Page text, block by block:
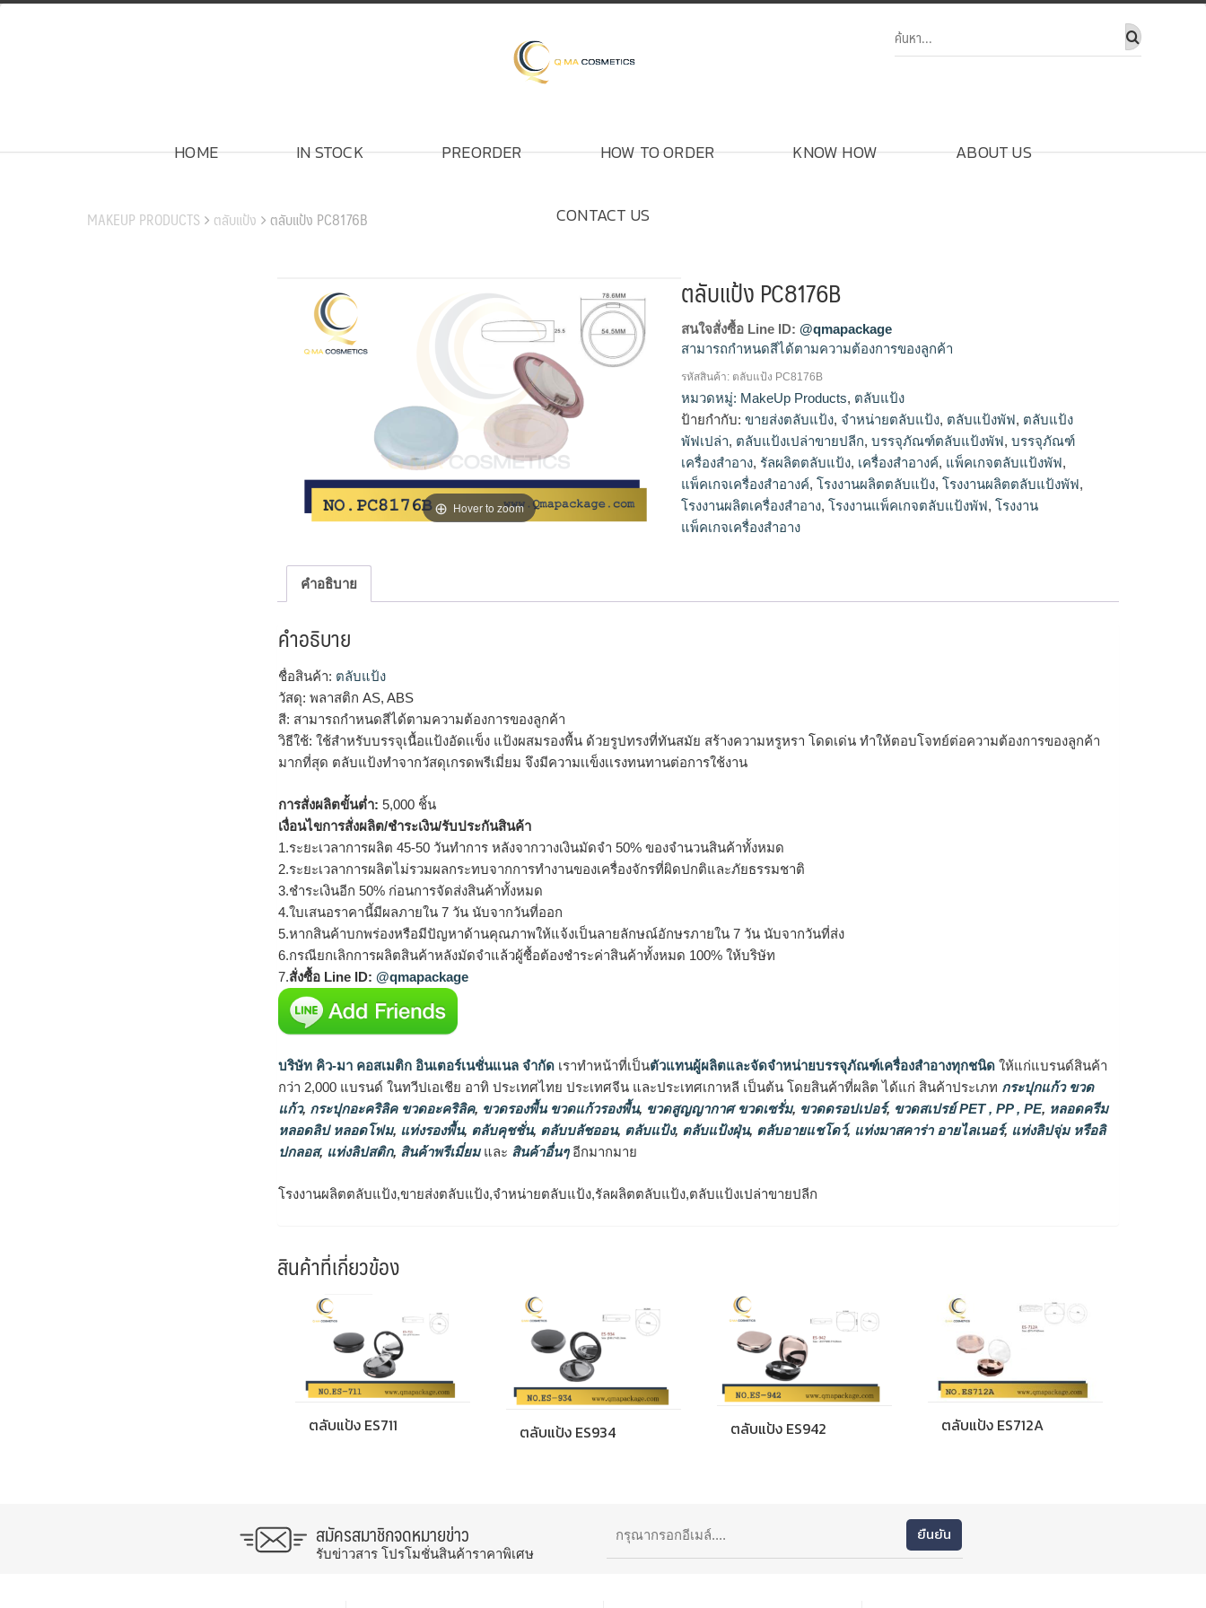
Skip
HOME IN STOCK PREORDER HOW TO ORDER KNOW HOW ABOUT US
CONTACT US
MAKEUP PRODUCTS ตลับแป้ง ตลับแป้ง PC8176B
Hover to zoom
ตลับแป้ง PC8176B
สนใจสั่งซื้อ Line ID: @qmapackage
สามารถกำหนดสีได้ตามความต้องการของลูกค้า
โรงงานผลิตตลับแป้ง,ขายส่งตลับแป้ง,จำหน่ายตลับแป้ง,รัลผลิตตลับ
แป้ง,ตลับแป้งเปล่าขายปลีก
รหัสสินค้า: ตลับแป้ง PC8176B
หมวดหมู่: MakeUp Products, ตลับแป้ง
ป้ายกำกับ:ขายส่งตลับแป้ง, จำหน่ายตลับแป้ง, ตลับแป้งพัฟ, ตลับแป้ง
พัฟเปล่า, ตลับแป้งเปล่าขายปลีก,บรรจุภัณฑ์ตลับแป้งพัฟ,บรรจุภัณฑ์
เครื่องสำอาง, รัลผลิตตลับแป้ง, เครื่องสำอางค์, แพ็คเกจตลับแป้งพัฟ,
แพ็คเกจเครื่องสำอางค์,โรงงานผลิตตลับแป้ง,โรงงานผลิตตลับแป้งพัฟ,
โรงงานผลิตเครื่องสำอาง,โรงงานแพ็คเกจตลับแป้งพัฟ,โรงงาน
แพ็คเกจเครื่องสำอาง
คำอธิบาย
คำอธิบาย
ชื่อสินค้า: ตลับแป้ง
วัสดุ: พลาสติก AS, ABS
สี: สามารถกำหนดสีได้ตามความต้องการของลูกค้า
วิธีใช้: ใช้สำหรับบรรจุเนื้อแป้งอัดเเข็ง แป้งผสมรองพื้น ด้วยรูปทรงที่ทันสมัย สร้างความหรูหรา โดดเด่น ทำให้ตอบโจทย์ต่อความต้องการของลูกค้า
มากที่สุด ตลับแป้งทำจากวัสดุเกรดพรีเมี่ยม จึงมีความเเข็งเเรงทนทานต่อการใช้งาน
การสั่งผลิตขั้นต่ำ: 5,000 ชิ้น
เงื่อนไขการสั่งผลิต/ชำระเงิน/รับประกันสินค้า
1.ระยะเวลาการผลิต 45-50 วันทำการ หลังจากวางเงินมัดจำ 50% ของจำนวนสินค้าทั้งหมด
2.ระยะเวลาการผลิตไม่รวมผลกระทบจากการทำงานของเครื่องจักรที่ผิดปกติและภัยธรรมชาติ
3.ชำระเงินอีก 50% ก่อนการจัดส่งสินค้าทั้งหมด
4.ใบเสนอราคานี้มีผลภายใน 7 วัน นับจากวันที่ออก
5.หากสินค้าบกพร่องหรือมีปัญหาด้านคุณภาพให้แจ้งเป็นลายลักษณ์อักษรภายใน 7 วัน นับจากวันที่ส่ง
6.กรณียกเลิกการผลิตสินค้าหลังมัดจำแล้วผู้ซื้อต้องชำระค่าสินค้าทั้งหมด 100% ให้บริษัท
7.สั่งซื้อ Line ID: @qmapackage
บริษัท คิว-มา คอสเมติก อินเตอร์เนชั่นแนล จำกัด เราทำหน้าที่เป็นตัวแทนผู้ผลิตและจัดจำหน่ายบรรจุภัณฑ์เครื่องสำอางทุกชนิด ให้แก่แบรนด์สินค้า
กว่า 2,000 แบรนด์ ในทวีปเอเชีย อาทิ ประเทศไทย ประเทศจีน และประเทศเกาหลี เป็นต้น โดยสินค้าที่ผลิต ได้แก่ สินค้าประเภท กระปุกแก้ว ขวด
แก้ว, กระปุกอะคริลิค ขวดอะคริลิค, ขวดรองพื้น ขวดแก้วรองพื้น, ขวดสูญญากาศ ขวดเซรั่ม, ขวดดรอปเปอร์, ขวดสเปรย์ PET , PP , PE, หลอดครีม
หลอดลิป หลอดโฟม, แท่งรองพื้น, ตลับคุชชั่น, ตลับบลัชออน, ตลับแป้ง, ตลับแป้งฝุ่น, ตลับอายแชโดว์, แท่งมาสคาร่า อายไลเนอร์, แท่งลิปจุ่ม หรือลิ
ปกลอส, แท่งลิปสติก, สินค้าพรีเมี่ยมและ สินค้าอื่นๆอีกมากมาย
โรงงานผลิตตลับแป้ง,ขายส่งตลับแป้ง,จำหน่ายตลับแป้ง,รัลผลิตตลับแป้ง,ตลับแป้งเปล่าขายปลีก
สินค้าที่เกี่ยวข้อง
ตลับแป้ง ES711 ตลับแป้ง ES934 ตลับแป้ง ES942 ตลับแป้ง ES712A
สมัครสมาชิกจดหมายข่าว
รับข่าวสาร โปรโมชั่นสินค้าราคาพิเศษ